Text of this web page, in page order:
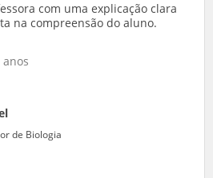
com uma explicação clara
na compreensão do aluno.
de Biologia